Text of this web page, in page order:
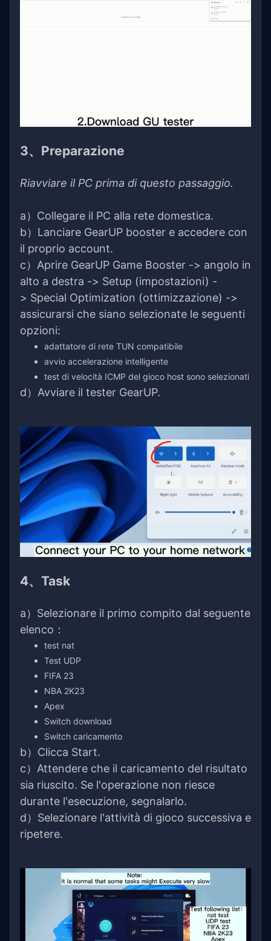
3、Preparazione
Riavviare il PC prima di questo passaggio.
a）Collegare il PC alla rete domestica.
b）Lanciare GearUP booster e accedere con
il proprio account.
c）Aprire GearUP Game Booster -> angolo in
alto a destra -> Setup (impostazioni) -
> Special Optimization (ottimizzazione) ->
assicurarsi che siano selezionate le seguenti
opzioni:
adattatore di rete TUN compatibile
avvio accelerazione intelligente
test di velocità ICMP del gioco host sono selezionati
d）Avviare il tester GearUP.
4、Task
a）Selezionare il primo compito dal seguente
elenco：
test nat
Test UDP
FIFA 23
NBA 2K23
Apex
Switch download
Switch caricamento
b）Clicca Start.
c）Attendere che il caricamento del risultato
sia riuscito. Se l'operazione non riesce
durante l'esecuzione, segnalarlo.
d）Selezionare l'attività di gioco successiva e
ripetere.